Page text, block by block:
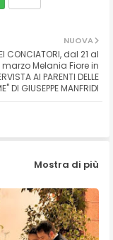
NUOVA
CONCIATORI, dal 21 al
marzo Melania Fiore in
AI PARENTI DELLE
DI GIUSEPPE MANFRIDI
Mostra di più